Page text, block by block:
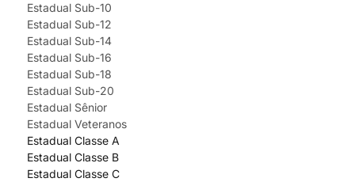
Estadual Sub-10
Estadual Sub-12
Estadual Sub-14
Estadual Sub-16
Estadual Sub-18
Estadual Sub-20
Estadual Sênior
Estadual Veteranos
Estadual Classe A
Estadual Classe B
Estadual Classe C